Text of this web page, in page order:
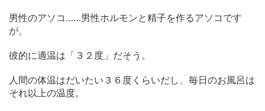
男性のアソコ……男性ホルモンと精子を作るアソコです
が、
彼的に適温は「３２度」だそう。
人間の体温はだいたい３６度くらいだし、毎日のお風呂は
それ以上の温度。